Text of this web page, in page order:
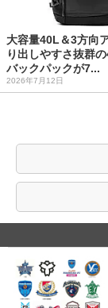
大容量40L＆3方向
り出しやすさ抜群
バックパックが7...
2026年7月12日